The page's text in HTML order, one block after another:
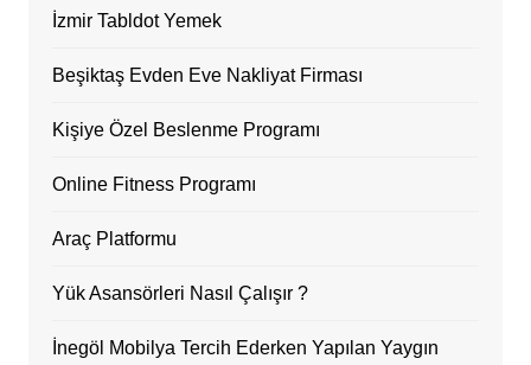
İzmir Tabldot Yemek
Beşiktaş Evden Eve Nakliyat Firması
Kişiye Özel Beslenme Programı
Online Fitness Programı
Araç Platformu
Yük Asansörleri Nasıl Çalışır ?
İnegöl Mobilya Tercih Ederken Yapılan Yaygın